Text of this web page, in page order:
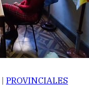
| PROVINCIALES